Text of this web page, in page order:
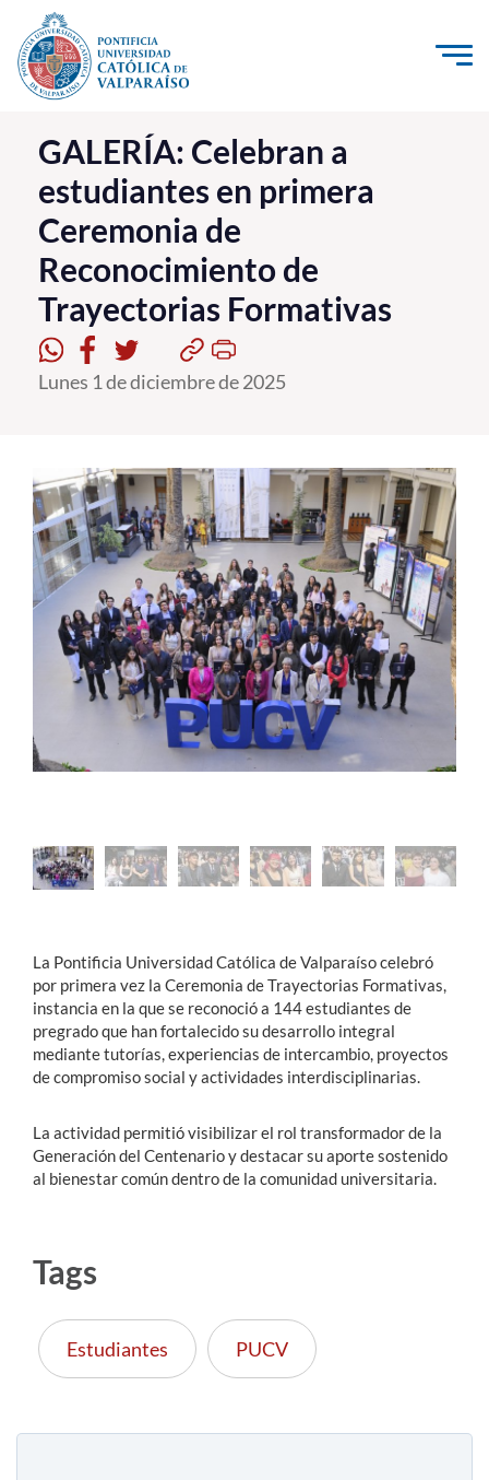
Click acá para ir directamente al contenido
La Universidad
Investigación, Creación e Innovación
PUCV Internacional
Vinculación con el Medio
Admisión
Pregrado
Formación Continua
Estudiantes
Académicos
Funcionarios
Alumni
English
GALERÍA: Celebran a
estudiantes en primera
Ceremonia de
Reconocimiento de
Trayectorias Formativas
Lunes 1 de diciembre de 2025
La Pontificia Universidad Católica de Valparaíso celebró
por primera vez la Ceremonia de Trayectorias Formativas,
instancia en la que se reconoció a 144 estudiantes de
pregrado que han fortalecido su desarrollo integral
mediante tutorías, experiencias de intercambio, proyectos
de compromiso social y actividades interdisciplinarias.
La actividad permitió visibilizar el rol transformador de la
Generación del Centenario y destacar su aporte sostenido
al bienestar común dentro de la comunidad universitaria.
Tags
Estudiantes PUCV